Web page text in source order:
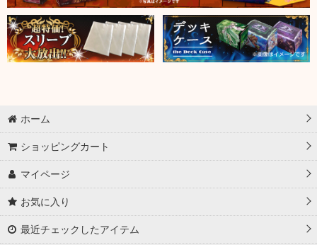
ホーム
ショッピングカート
マイページ
お気に入り
最近チェックしたアイテム